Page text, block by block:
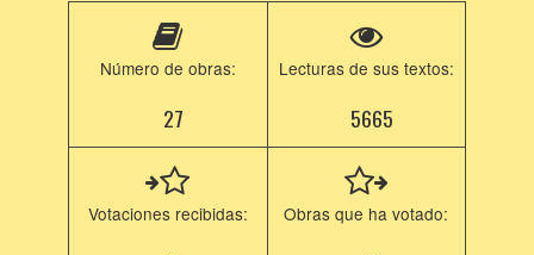
Número de obras:
27
Lecturas de sus textos:
5665
Votaciones recibidas: Obras que ha votado: